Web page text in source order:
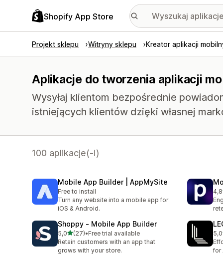
Shopify App Store
Projekt sklepu Witryny sklepu Kreator aplikacji
Aplikacje do tworzenia aplikacji
Wysyłaj klientom bezpośrednie
istniejących klientów dzięki własnej
100 aplikacje(-i)
Mobile App Builder | AppMySite
Free to install
Turn any website into a mobile app for
iOS & Android.
4,8
Shoppy ‑ Mobile App Builder
5,0na 5 gwiazdek
(27)
Łączna liczba recenzji: 27
•Free trial available
Retain customers with an app that
grows with your store.
5,0
for